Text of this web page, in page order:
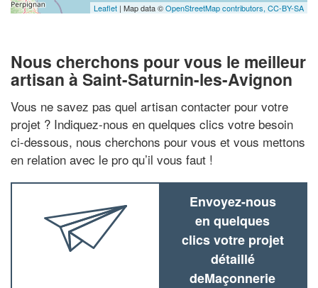
Leaflet | Map data ©OpenStreetMap contributors, CC-BY-SA
Nous cherchons pour vous le meilleur
artisan à Saint-Saturnin-les-Avignon
Vous ne savez pas quel artisan contacter pour votre
projet ? Indiquez-nous en quelques clics votre besoin
ci-dessous, nous cherchons pour vous et vous mettons
en relation avec le pro qu’il vous faut !
Envoyez-nous
en quelques
clics votre projet
détaillé
deMaçonnerie